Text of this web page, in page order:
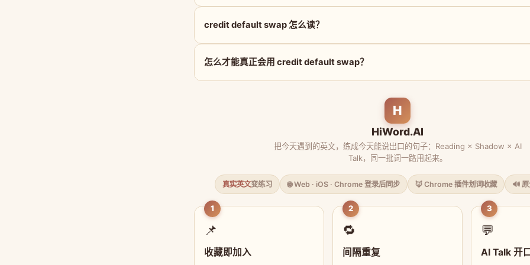
credit default swap 怎么读？
怎么才能真正会用 credit default swap？
H
HiWord.AI
把今天遇到的英文，练成今天能说出口的句子：Reading × Shadow × AI
Talk，同一批词一路用起来。
真实英文变练习 🌐 Web · iOS · Chrome 登录后同步 🦊 Chrome 插件划词收藏 🔊
1
📌
收藏即加入
2
🔁
间隔重复
3
💬
AI Talk 开